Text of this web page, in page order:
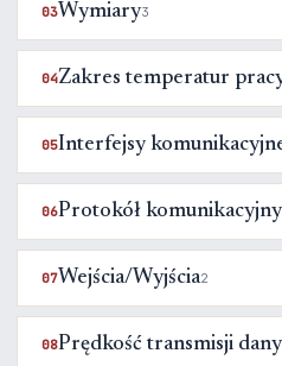
03Wymiary3
04Zakres temperatur
05Interfejsy
06Protokół komunikacyjny
07Wejścia/Wyjścia2
08Prędkość transmisji